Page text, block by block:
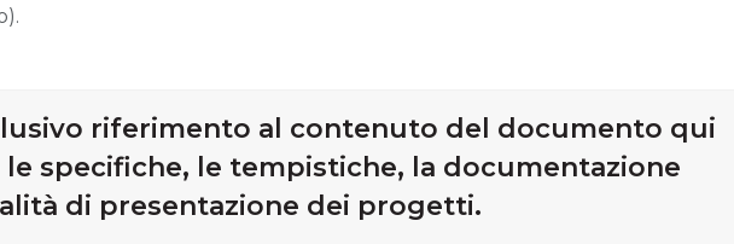
riferimento al contenuto del documento qui
specifiche, le tempistiche, la documentazione
di presentazione dei progetti.